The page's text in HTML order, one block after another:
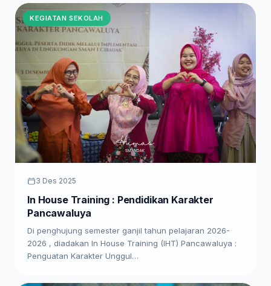
KEGIATAN SEKOLAH
3 Des 2025
In House Training : Pendidikan Karakter
Pancawaluya
Di penghujung semester ganjil tahun pelajaran 2026-
2026 , diadakan In House Training (IHT) Pancawaluya :
Penguatan Karakter Unggul…